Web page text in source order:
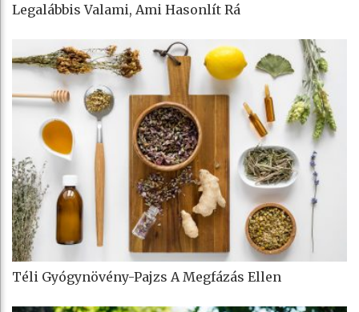
Legalábbis Valami, Ami Hasonlít Rá
Téli Gyógynövény-Pajzs A Megfázás Ellen